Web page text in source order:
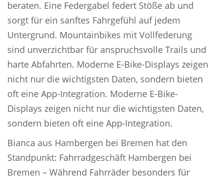
beraten. Eine Federgabel federt Stöße ab und
sorgt für ein sanftes Fahrgefühl auf jedem
Untergrund. Mountainbikes mit Vollfederung
sind unverzichtbar für anspruchsvolle Trails und
harte Abfahrten. Moderne E-Bike-Displays zeigen
nicht nur die wichtigsten Daten, sondern bieten
oft eine App-Integration. Moderne E-Bike-
Displays zeigen nicht nur die wichtigsten Daten,
sondern bieten oft eine App-Integration.
Bianca aus Hambergen bei Bremen hat den
Standpunkt: Fahrradgeschäft Hambergen bei
Bremen – Während Fahrräder besonders für